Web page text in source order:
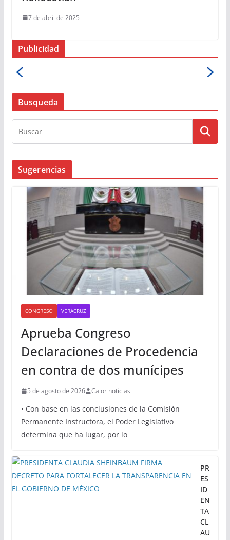
7 de abril de 2025
Publicidad
Busqueda
Sugerencias
CONGRESO VERACRUZ
Aprueba Congreso
Declaraciones de Procedencia
• Con base en las conclusiones de la Comisión